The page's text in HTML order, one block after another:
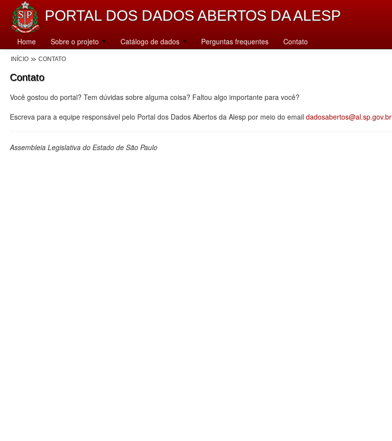
PORTAL DOS DADOS ABERTOS DA ALESP
Home Sobre o projeto Catálogo de dados Perguntas frequentes Contato
INÍCIO CONTATO
Contato
Você gostou do portal? Tem dúvidas sobre alguma coisa? Faltou algo importante para você?
Escreva para a equipe responsável pelo Portal dos Dados Abertos da Alesp por meio do email dadosabertos@al.sp.gov.br
Assembleia Legislativa do Estado de São Paulo